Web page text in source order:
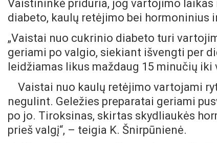
Vaistininkė priduria, jog vartojimo
diabeto, kaulų retėjimo bei hormoninius
„Vaistai nuo cukrinio diabeto turi
geriami po valgio, siekiant išvengti per
leidžiamas likus maždaug 15 minučių iki
Vaistai nuo kaulų retėjimo vartojami
negulint. Geležies preparatai geriami
po jo. Tiroksinas, skirtas skydliaukės
prieš valgį“, – teigia K. Šnirpūnienė.